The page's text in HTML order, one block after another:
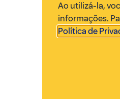
Ao utilizá-la,
informações.
Política de